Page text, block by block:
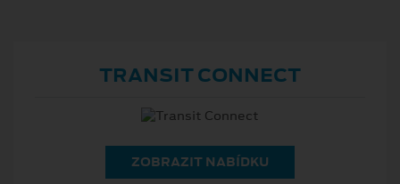
TRANSIT CONNECT
ZOBRAZIT NABÍDKU